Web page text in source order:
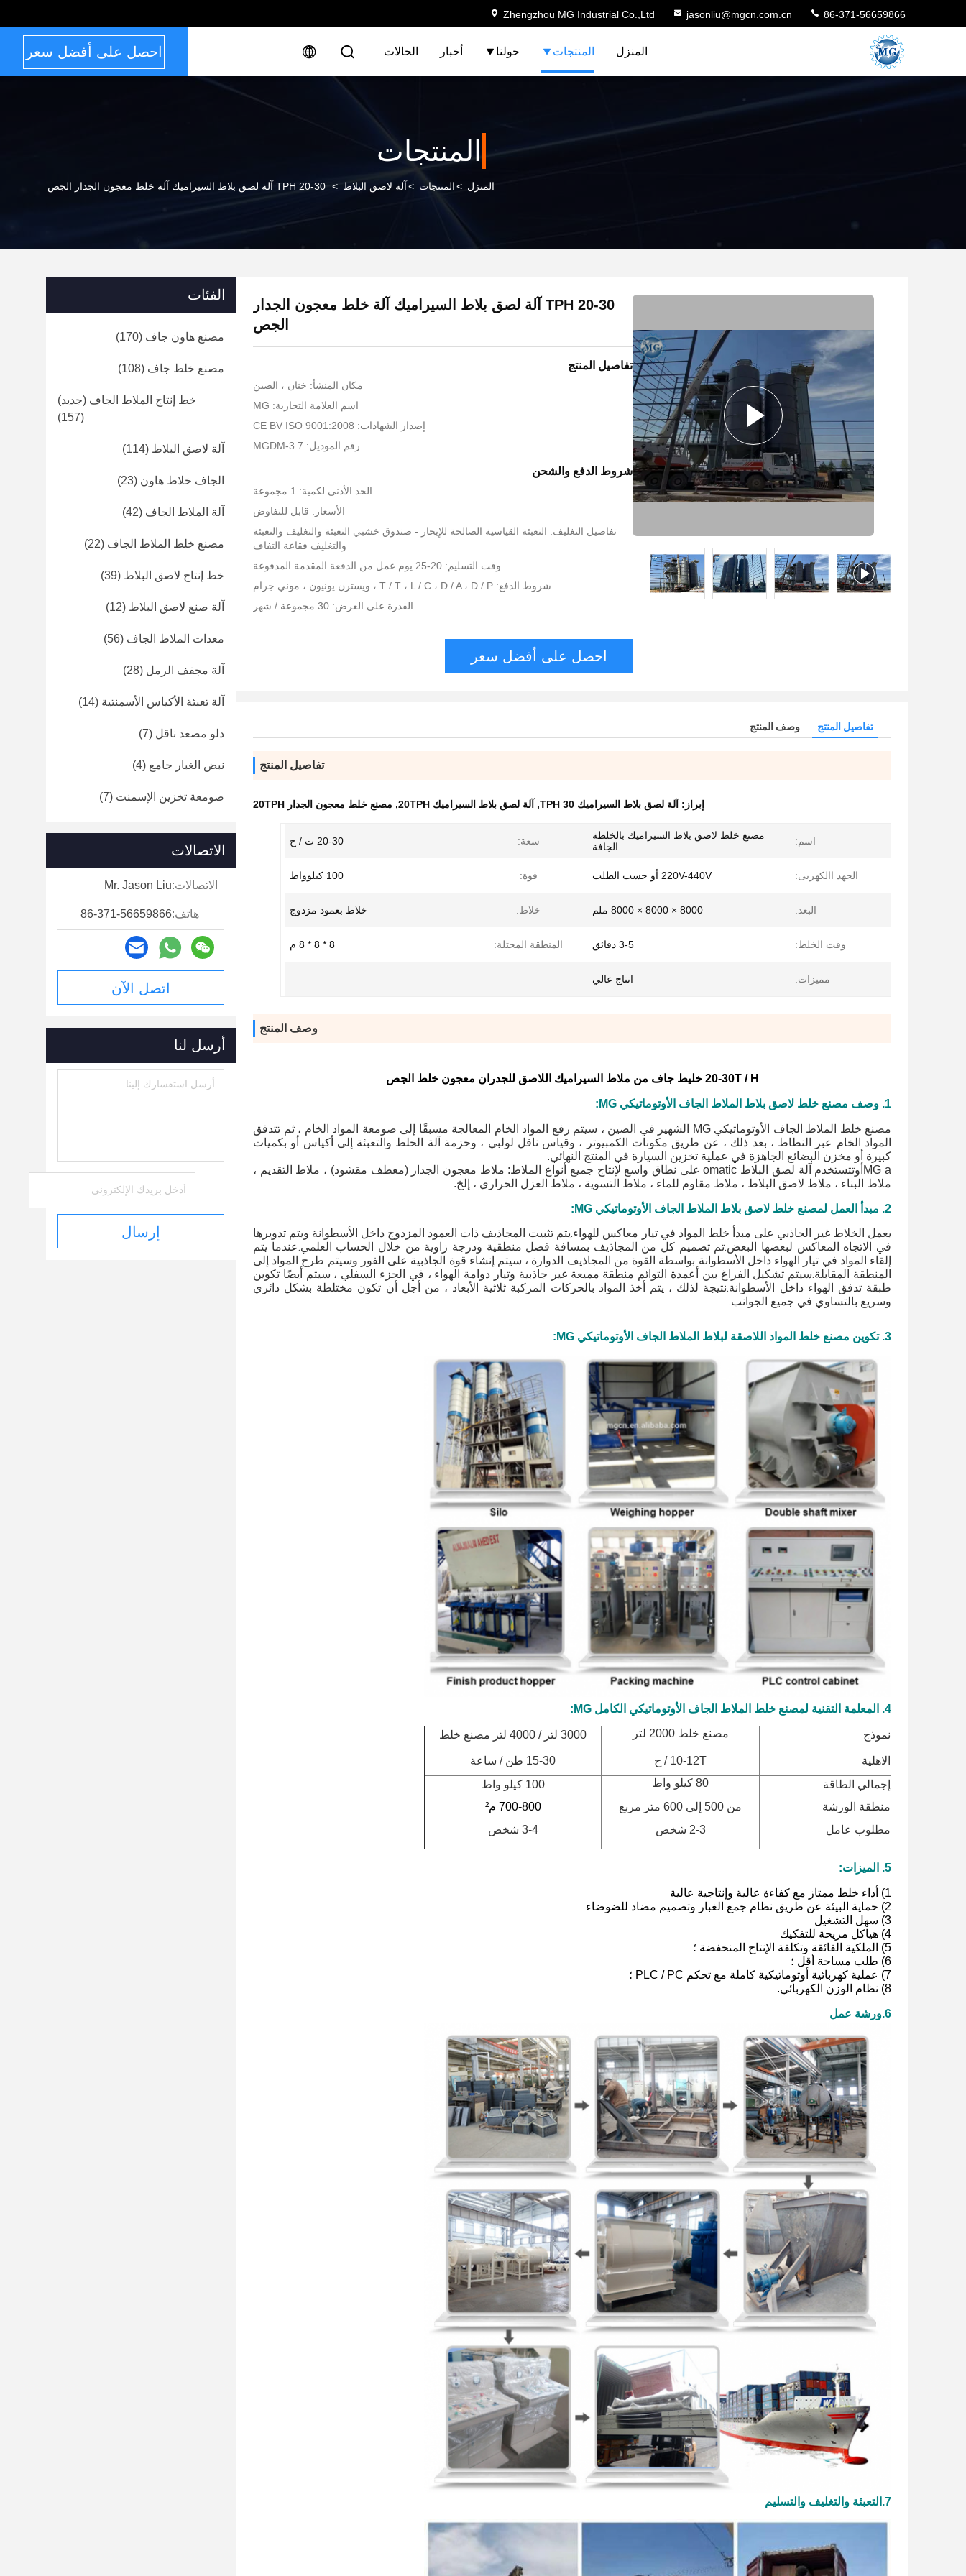
Zhengzhou MG Industrial Co.,Ltd jasonliu@mgcn.com.cn 86-371-56659866
المنزل المنتجات حولنا أخبار الحالات احصل على أفضل سعر
المنتجات
المنزل >المنتجات >آلة لاصق البلاط > 20-30 TPH آلة لصق بلاط السيراميك آلة خلط معجون الجدار الجص
20-30 TPH آلة لصق بلاط السيراميك آلة خلط معجون الجدار
الجص
تفاصيل المنتج
مكان المنشأ: خنان ، الصين
اسم العلامة التجارية: MG
إصدار الشهادات: CE BV ISO 9001:2008
رقم الموديل: MGDM-3.7
شروط الدفع والشحن
الحد الأدنى لكمية: 1 مجموعة
الأسعار: قابل للتفاوض
تفاصيل التغليف: التعبئة القياسية الصالحة للإبحار - صندوق خشبي التعبئة والتغليف والتعبئة
والتغليف فقاعة التفاف
وقت التسليم: 20-25 يوم عمل من الدفعة المقدمة المدفوعة
شروط الدفع: T / T ، L / C ، D / A ، D / P ، ويسترن يونيون ، موني جرام
القدرة على العرض: 30 مجموعة / شهر
احصل على أفضل سعر
تفاصيل المنتج وصف المنتج
تفاصيل المنتج
إبراز: آلة لصق بلاط السيراميك 30 TPH , آلة لصق بلاط السيراميك 20TPH , مصنع خلط معجون الجدار 20TPH
اسم:
مصنع خلط لاصق بلاط السيراميك بالخلطة
الجافة
سعة: 20-30 ت / ح
الجهد االكهربى: 220V-440V أو حسب الطلب قوة: 100 كيلوواط
البعد: 8000 × 8000 × 8000 ملم خلاط: خلاط بعمود مزدوج
وقت الخلط: 3-5 دقائق المنطقة المحتلة: 8 * 8 * 8 م
مميزات: انتاج عالي
وصف المنتج
20-30T / H خليط جاف من ملاط ​​السيراميك اللاصق للجدران معجون خلط الجص
1. وصف مصنع خلط لاصق بلاط الملاط الجاف الأوتوماتيكي MG:
مصنع خلط الملاط الجاف الأوتوماتيكي MG الشهير في الصين ، سيتم رفع المواد الخام المعالجة مسبقًا إلى صومعة المواد الخام ، ثم تتدفق
المواد الخام عبر النطاط ، بعد ذلك ، عن طريق مكونات الكمبيوتر ، وقياس ناقل لولبي ، وحزمة آلة الخلط والتعبئة إلى أكياس أو بكميات
كبيرة أو مخزن البضائع الجاهزة في عملية تخزين السيارة في المنتج النهائي.
MG a أوت
تستخدم آلة لصق البلاط omatic على نطاق واسع لإنتاج جميع أنواع الملاط: ملاط ​​معجون الجدار (معطف مقشود) ، ملاط ​​التقديم ،
ملاط ​​البناء ، ملاط ​​لاصق البلاط ، ملاط ​​مقاوم للماء ، ملاط ​​التسوية ، ملاط ​​العزل الحراري ، إلخ.
2. مبدأ العمل لمصنع خلط لاصق بلاط الملاط الجاف الأوتوماتيكي MG:
يعمل الخلاط غير الجاذبي على مبدأ خلط المواد في تيار معاكس للهواء.يتم تثبيت المجاذيف ذات العمود المزدوج داخل الأسطوانة ويتم تدويرها
في الاتجاه المعاكس لبعضها البعض.تم تصميم كل من المجاذيف بمسافة فصل منطقية ودرجة زاوية من خلال الحساب العلمي.عندما يتم
إلقاء المواد في تيار الهواء داخل الأسطوانة بواسطة القوة من المجاذيف الدوارة ، سيتم إنشاء قوة الجاذبية على الفور وسيتم طرح المواد إلى
المنطقة المقابلة.سيتم تشكيل الفراغ بين أعمدة التوائم منطقة مميعة غير جاذبية وتيار دوامة الهواء ، في الجزء السفلي ، سيتم أيضًا تكوين
طبقة تدفق الهواء داخل الأسطوانة.نتيجة لذلك ، يتم أخذ المواد بالحركات المركبة ثلاثية الأبعاد ، من أجل أن تكون مختلطة بشكل دائري
وسريع بالتساوي في جميع الجوانب.
3. تكوين مصنع خلط المواد اللاصقة لبلاط الملاط الجاف الأوتوماتيكي MG:
4. المعلمة التقنية لمصنع خلط الملاط الجاف الأوتوماتيكي الكامل MG:
نموذج مصنع خلط 2000 لتر 3000 لتر / 4000 لتر مصنع خلط
الاهلية 10-12T / ح
15-30 طن / ساعة
إجمالي الطاقة
80 كيلو واط
100 كيلو واط
منطقة الورشة
من 500 إلى 600 متر مربع
700-800 م²
مطلوب عامل
2-3 شخص 3-4 شخص
5. الميزات:
1) أداء خلط ممتاز مع كفاءة عالية وإنتاجية عالية
2) حماية البيئة عن طريق نظام جمع الغبار وتصميم مضاد للضوضاء
3) سهل التشغيل
4) هياكل مريحة للتفكيك
5) الملكية الفائقة وتكلفة الإنتاج المنخفضة ؛
6) طلب مساحة أقل ؛
7) عملية كهربائية أوتوماتيكية كاملة مع تحكم PLC / PC ؛
8) نظام الوزن الكهربائي.
6.ورشة عمل
7.التعبئة والتغليف والتسليم
الفئات
مصنع هاون جاف (170)
مصنع خلط جاف (108)
خط إنتاج الملاط الجاف (جديد)
(157)
آلة لاصق البلاط (114)
الجاف خلاط هاون (23)
آلة الملاط الجاف (42)
مصنع خلط الملاط الجاف (22)
خط إنتاج لاصق البلاط (39)
آلة صنع لاصق البلاط (12)
معدات الملاط الجاف (56)
آلة مجفف الرمل (28)
آلة تعبئة الأكياس الأسمنتية (14)
دلو مصعد ناقل (7)
نبض الغبار جامع (4)
صومعة تخزين الإسمنت (7)
الاتصالات
الاتصالات:Mr. Jason Liu
هاتف:86-371-56659866
اتصل الآن
أرسل لنا
إرسال